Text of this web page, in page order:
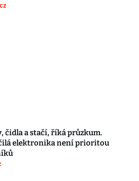
čidla a stačí, říká průzkum.
elektronika není prioritou